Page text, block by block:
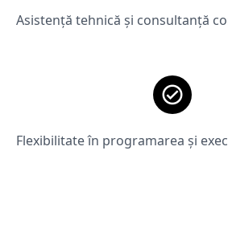
Asistență tehnică și consultanță
Flexibilitate în programarea și